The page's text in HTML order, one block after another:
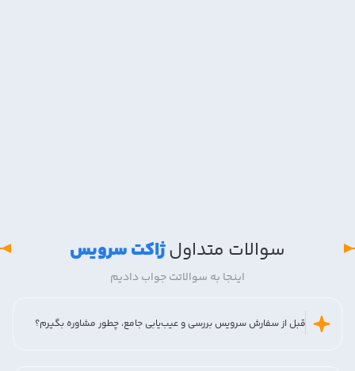
سوالات متداولژاکت سرویس
اینجا به سوالاتت جواب دادیم
قبل از سفارش سرویس بررسی و عیب‌یابی جامع، چطور مشاوره بگیرم؟